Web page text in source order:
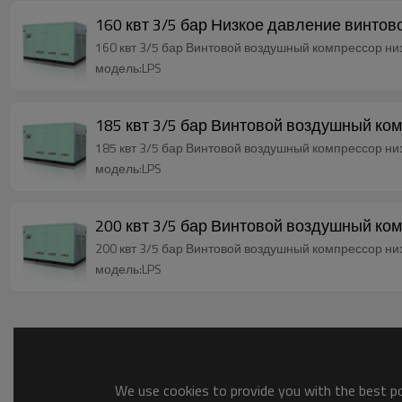
160 квт 3/5 бар Низкое давление
160 квт 3/5 бар Винтовой воздушный
модель:LPS
185 квт 3/5 бар Винтовой
185 квт 3/5 бар Винтовой воздушный
модель:LPS
200 квт 3/5 бар Винтовой
200 квт 3/5 бар Винтовой воздушный
модель:LPS
We use cookies to provide you with the best